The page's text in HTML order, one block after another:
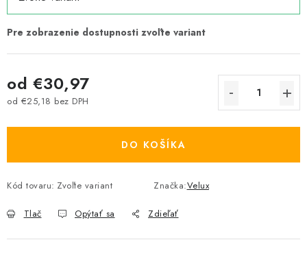
od €30,97
od €25,18 bez DPH
DO KOŠÍKA
Kód tovaru: Zvoľte variant Značka:Velux
Tlač Opýtať sa Zdieľať